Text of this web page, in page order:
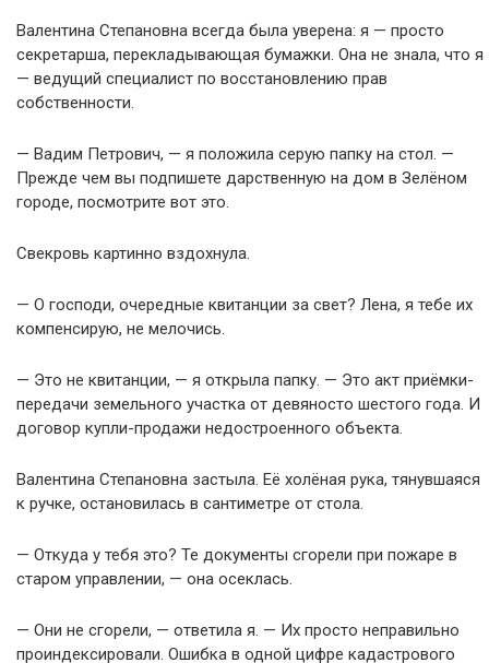
Валентина Степановна всегда была уверена: я — просто
секретарша, перекладывающая бумажки. Она не знала, что я
— ведущий специалист по восстановлению прав
собственности.
— Вадим Петрович, — я положила серую папку на стол. —
Прежде чем вы подпишете дарственную на дом в Зелёном
городе, посмотрите вот это.
Свекровь картинно вздохнула.
— О господи, очередные квитанции за свет? Лена, я тебе их
компенсирую, не мелочись.
— Это не квитанции, — я открыла папку. — Это акт приёмки-
передачи земельного участка от девяносто шестого года. И
договор купли-продажи недостроенного объекта.
Валентина Степановна застыла. Её холёная рука, тянувшаяся
к ручке, остановилась в сантиметре от стола.
— Откуда у тебя это? Те документы сгорели при пожаре в
старом управлении, — она осеклась.
— Они не сгорели, — ответила я. — Их просто неправильно
проиндексировали. Ошибка в одной цифре кадастрового